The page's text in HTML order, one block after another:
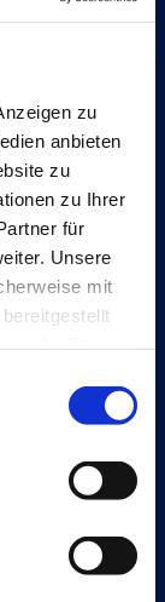
zu
anbieten
zu
zu Ihrer
für
Unsere
mit